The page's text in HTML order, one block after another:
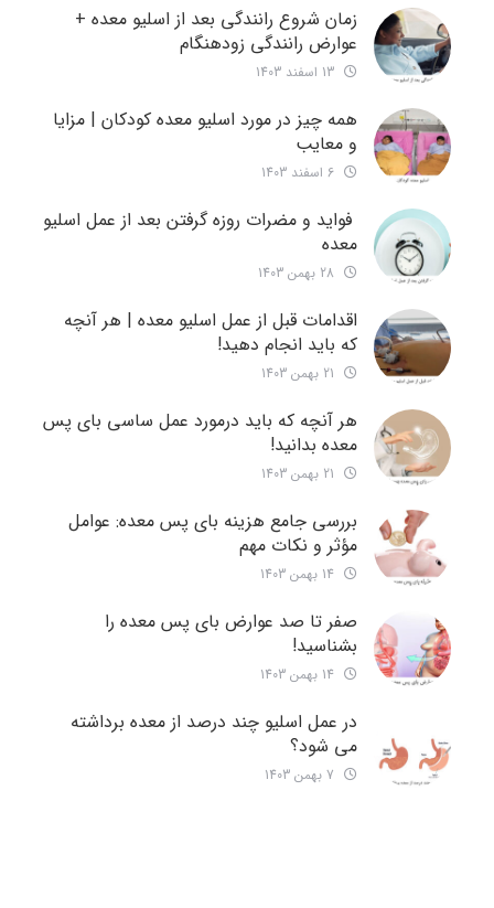
زمان شروع رانندگی بعد از اسلیو معده +
عوارض رانندگی زودهنگام
همه چیز در مورد اسلیو معده کودکان | مزایا
و معایب
فواید و مضرات روزه گرفتن بعد از عمل اسلیو
معده
اقدامات قبل از عمل اسلیو معده | هر آنچه
که باید انجام دهید!
هر آنچه که باید درمورد عمل ساسی بای پس
معده بدانید!
بررسی جامع هزینه‌ بای پس معده: عوامل
مؤثر و نکات مهم
صفر تا صد عوارض بای پس معده را
بشناسید!
در عمل اسلیو چند درصد از معده برداشته
می شود؟